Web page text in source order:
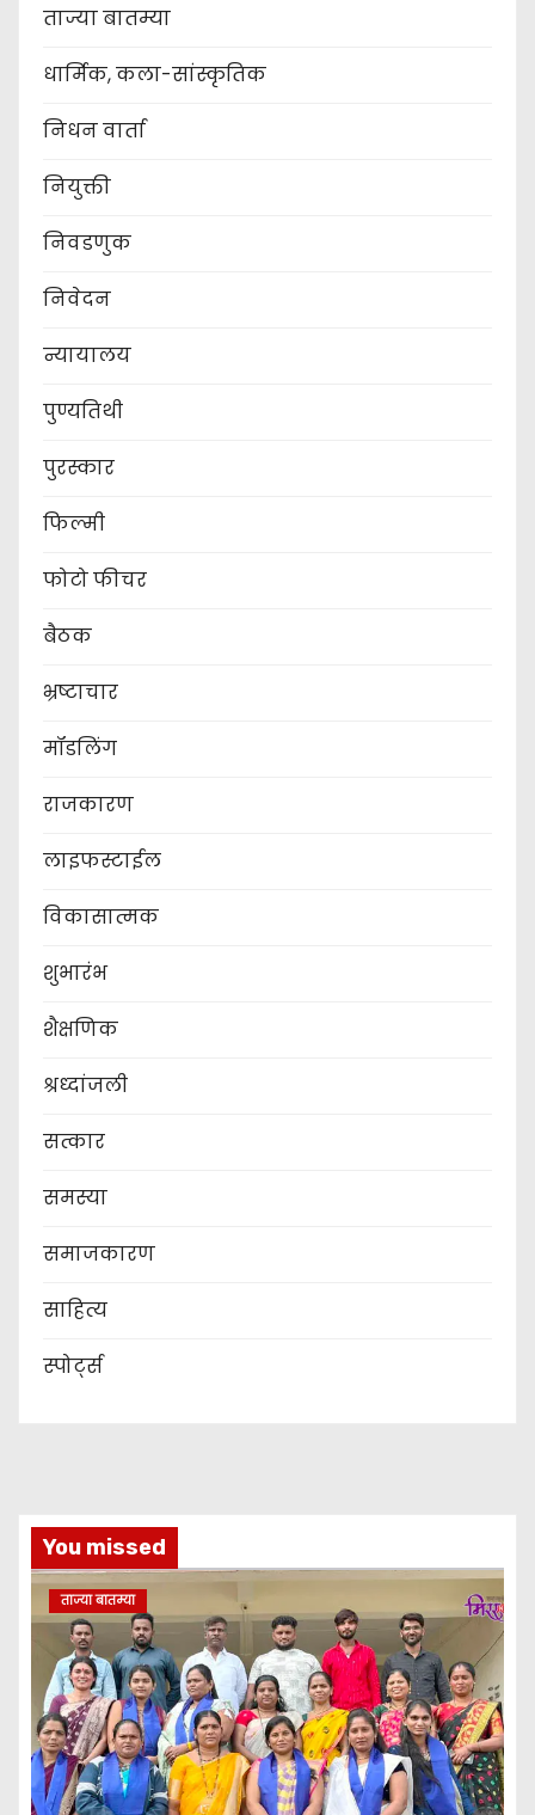
ताज्या बातम्या
धार्मिक, कला-सांस्कृतिक
निधन वार्ता
नियुक्ती
निवडणुक
निवेदन
न्यायालय
पुण्यतिथी
पुरस्कार
फिल्मी
फोटो फीचर
बैठक
भ्रष्टाचार
मॉडलिंग
राजकारण
लाइफस्टाईल
विकासात्मक
शुभारंभ
शैक्षणिक
श्रध्दांजली
सत्कार
समस्या
समाजकारण
साहित्य
स्पोर्ट्स
You missed
ताज्या बातम्या